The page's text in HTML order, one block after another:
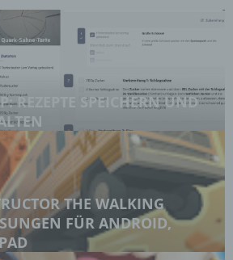
REZEPTE SPEICHERN UND
THE WALKING
FÜR ANDROID,